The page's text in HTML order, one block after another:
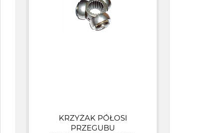
KRZYŻAK PÓŁOSI
PRZEGUBU